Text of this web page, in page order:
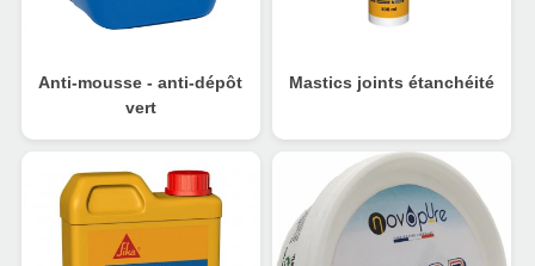
Anti-mousse - anti-dépôt
vert
Mastics joints étanchéité